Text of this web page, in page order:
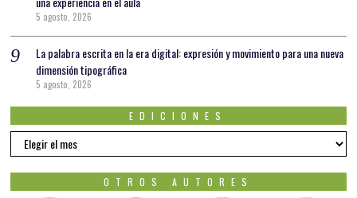
5 agosto, 2026
La palabra escrita en la era digital: expresión y movimiento para una nueva
dimensión tipográfica
5 agosto, 2026
EDICIONES
EDICIONES
OTROS AUTORES